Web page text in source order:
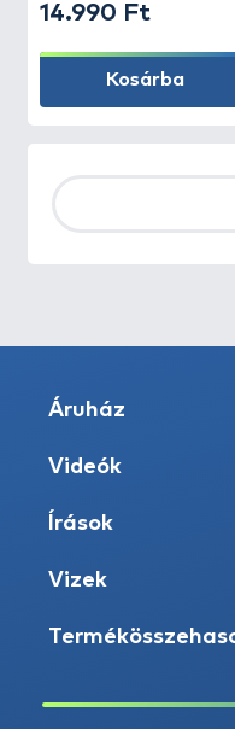
14.990 Ft
Kosárba
Áruház
Videók
Írások
Vizek